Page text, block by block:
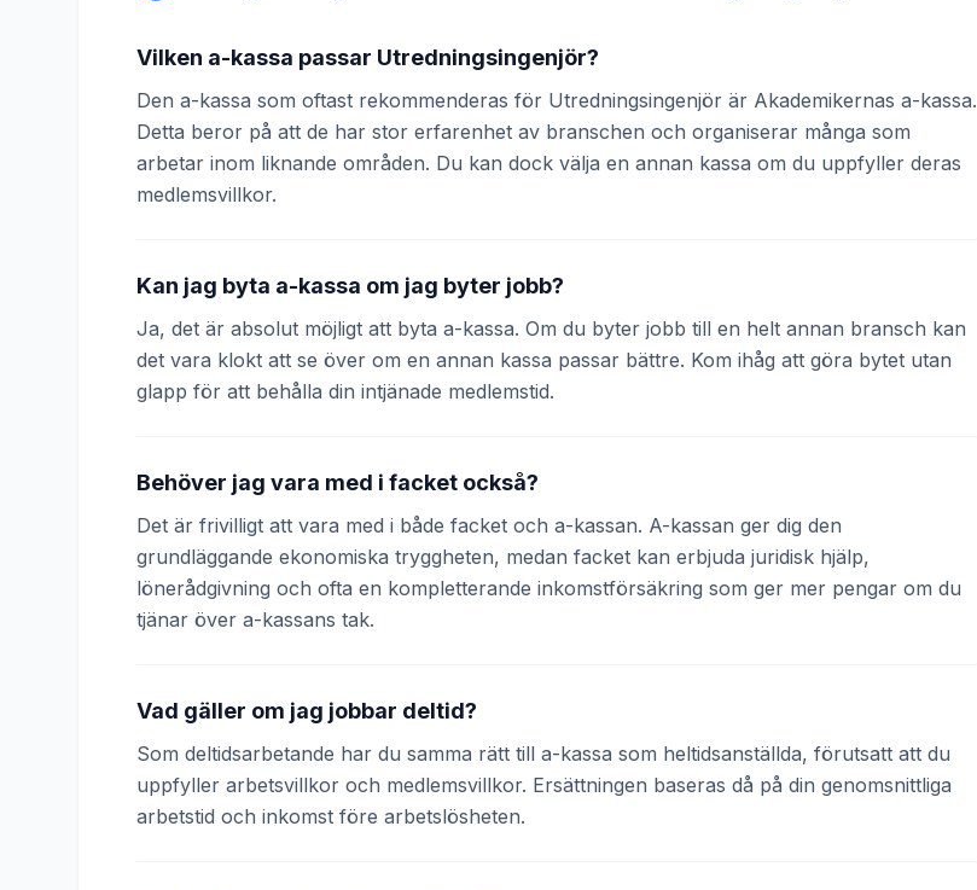
Vilken a-kassa passar Utredningsingenjör?
Den a-kassa som oftast rekommenderas för Utredningsingenjör är Akademikernas a-kassa.
Detta beror på att de har stor erfarenhet av branschen och organiserar många som
arbetar inom liknande områden. Du kan dock välja en annan kassa om du uppfyller deras
medlemsvillkor.
Kan jag byta a-kassa om jag byter jobb?
Ja, det är absolut möjligt att byta a-kassa. Om du byter jobb till en helt annan bransch kan
det vara klokt att se över om en annan kassa passar bättre. Kom ihåg att göra bytet utan
glapp för att behålla din intjänade medlemstid.
Behöver jag vara med i facket också?
Det är frivilligt att vara med i både facket och a-kassan. A-kassan ger dig den
grundläggande ekonomiska tryggheten, medan facket kan erbjuda juridisk hjälp,
lönerådgivning och ofta en kompletterande inkomstförsäkring som ger mer pengar om du
tjänar över a-kassans tak.
Vad gäller om jag jobbar deltid?
Som deltidsarbetande har du samma rätt till a-kassa som heltidsanställda, förutsatt att du
uppfyller arbetsvillkor och medlemsvillkor. Ersättningen baseras då på din genomsnittliga
arbetstid och inkomst före arbetslösheten.